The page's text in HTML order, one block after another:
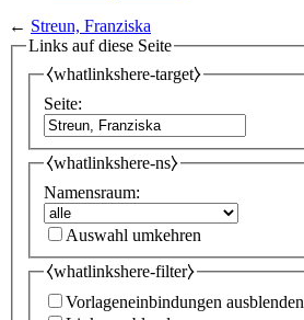
← Streun, Franziska
Links auf diese Seite
⧼whatlinkshere-target⧽
Seite:
⧼whatlinkshere-ns⧽
Namensraum:
Auswahl umkehren
⧼whatlinkshere-filter⧽
Vorlageneinbindungen ausblenden